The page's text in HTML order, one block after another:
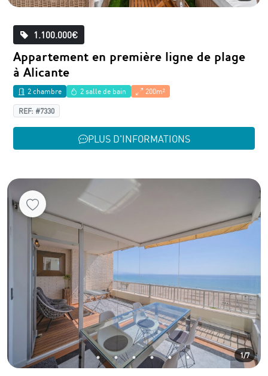
1.100.000€
Appartement en première ligne de plage
à Alicante
2 chambre 2 salle de bain
200m²
REF: #7330
PLUS D'INFORMATIONS
1/7